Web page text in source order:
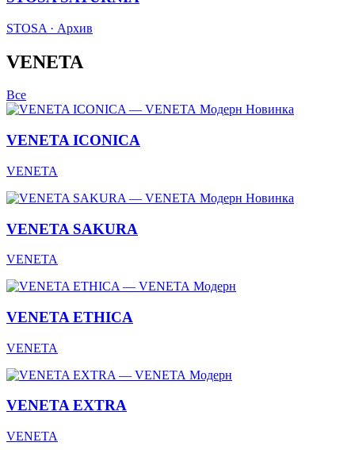
STOSA · Архив
VENETA
Все
Модерн Новинка
VENETA ICONICA
VENETA
Модерн Новинка
VENETA SAKURA
VENETA
Модерн
VENETA ETHICA
VENETA
Модерн
VENETA EXTRA
VENETA